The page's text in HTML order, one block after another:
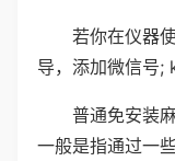
若你在仪器
导，添加微信号;
普通免安装
一般是指通过一